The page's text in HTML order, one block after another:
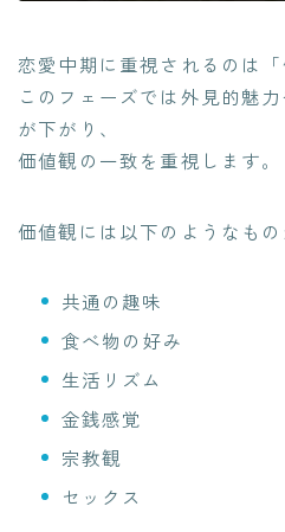
恋愛中期に重視されるのは「
このフェーズでは外見的魅
が下がり、
価値観の一致を重視します。
価値観には以下のようなもの
共通の趣味
食べ物の好み
生活リズム
金銭感覚
宗教観
セックス